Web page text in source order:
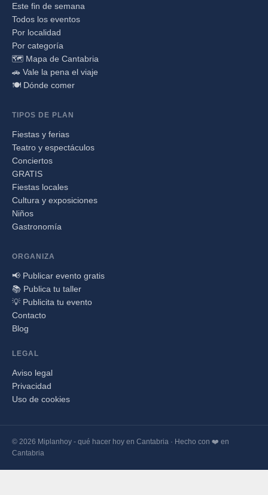
Este fin de semana
Todos los eventos
Por localidad
Por categoría
🗺️ Mapa de Cantabria
🚗 Vale la pena el viaje
🍽️ Dónde comer
TIPOS DE PLAN
Fiestas y ferias
Teatro y espectáculos
Conciertos
GRATIS
Fiestas locales
Cultura y exposiciones
Niños
Gastronomía
ORGANIZA
📢 Publicar evento gratis
📚 Publica tu taller
💡 Publicita tu evento
Contacto
Blog
LEGAL
Aviso legal
Privacidad
Uso de cookies
© 2026 Miplanhoy - qué hacer hoy en Cantabria · Hecho con ❤️ en
Cantabria